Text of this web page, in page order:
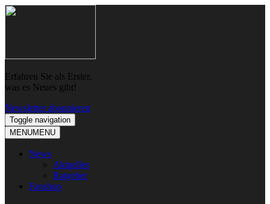
Skip
Skip
Erfahren Sie als Erster,
was es Neues gibt!
Newsletter abonnieren
Toggle navigation
MENUMENU
News
Aktuelles
Ratgeber
Fanshop